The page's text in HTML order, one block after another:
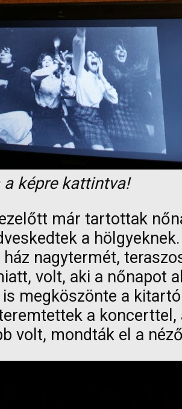
képre kattintva!
már tartottak
a
nagytermét,
volt, aki a nőnapot
is megköszönte a
a
volt, mondták el a